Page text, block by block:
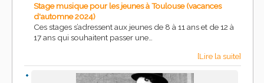
Stage musique pour les jeunes à Toulouse (vacances
d'automne 2024)
Ces stages s’adressent aux jeunes de 8 à 11 ans et de 12 à
17 ans qui souhaitent passer une…
[Lire la suite]